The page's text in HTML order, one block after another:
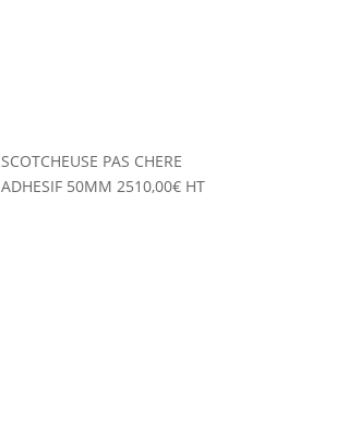
SCOTCHEUSE PAS CHERE
ADHESIF 50MM 2510,00€ HT